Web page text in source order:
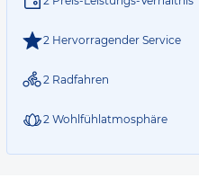
2 Hervorragender Service
2 Radfahren
2 Wohlfühlatmosphäre